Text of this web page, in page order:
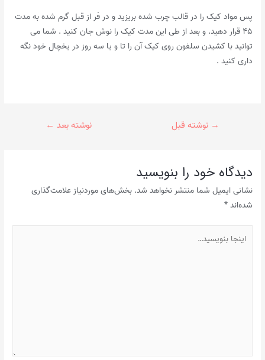
پس مواد کیک را در قالب چرب شده بریزید و در فر از قبل گرم شده به مدت
۴۵ قرار دهید. و بعد از طی این مدت کیک را نوش جان کنید . شما می
توانید با کشیدن سلفون روی کیک آن را تا و یا سه روز در یخچال خود نگه
داری کنید .
راهبری
→ نوشته قبل نوشته بعد ←
دیدگاه‌ خود را بنویسید
نشانی ایمیل شما منتشر نخواهد شد. بخش‌های موردنیاز علامت‌گذاری
شده‌اند*
بنویسید…